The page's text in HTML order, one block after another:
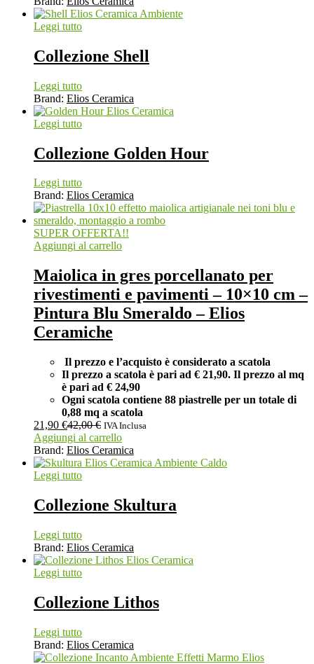
Leggi tutto
Collezione Shell
Leggi tutto
Brand: Elios Ceramica
Leggi tutto
Collezione Golden Hour
Leggi tutto
Brand: Elios Ceramica
SUPER OFFERTA!!
Aggiungi al carrello
Maiolica in gres porcellanato per
rivestimenti e pavimenti – 10×10 cm –
Pintura Blu Smeraldo – Elios
Ceramiche
Il prezzo e l’acquisto è considerato a scatola
Il prezzo a scatola è pari ad € 21,90. Il prezzo al mq
è pari ad € 24,90
Ogni scatola contiene 88 piastrelle per un totale di
0,88 mq a scatola
21,90 €42,00€ IVA Inclusa
Aggiungi al carrello
Brand: Elios Ceramica
Leggi tutto
Collezione Skultura
Leggi tutto
Brand: Elios Ceramica
Leggi tutto
Collezione Lithos
Leggi tutto
Brand: Elios Ceramica